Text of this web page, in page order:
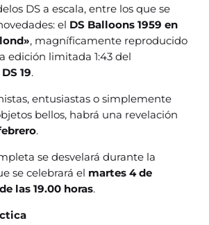
DS a escala, entre los que se
el DS Balloons 1959 en
, magníficamente reproducido
edición limitada 1:43 del
19.
entusiastas o simplemente
bellos, habrá una revelación
.
se desvelará durante la
se celebrará el martes 4 de
las 19.00 horas.